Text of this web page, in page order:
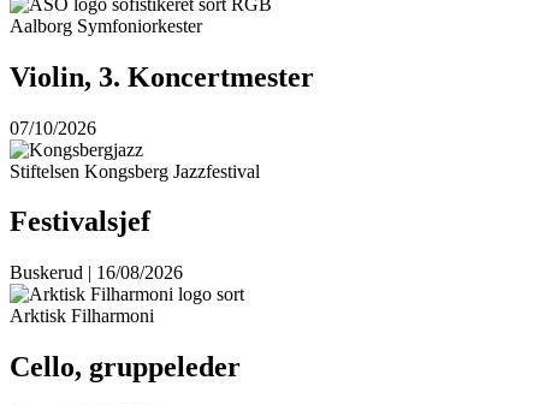
Aalborg Symfoniorkester
Violin, 3. Koncertmester
07/10/2026
Stiftelsen Kongsberg Jazzfestival
Festivalsjef
Buskerud | 16/08/2026
Arktisk Filharmoni
Cello, gruppeleder